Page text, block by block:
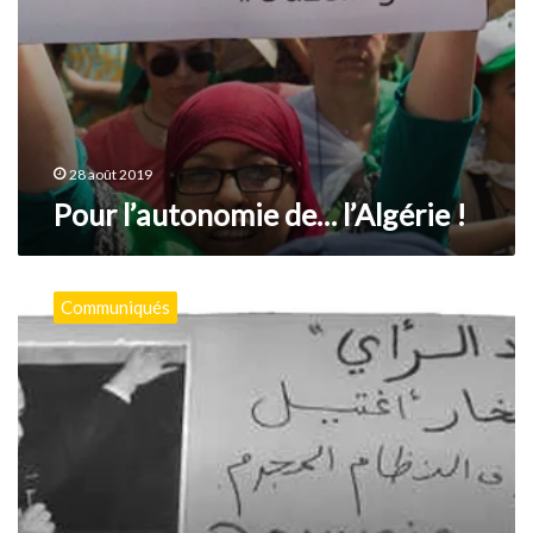
28 août 2019
Pour l’autonomie de… l’Algérie !
détention
de
Kamel-
Edine
Fekhar
Communiqués